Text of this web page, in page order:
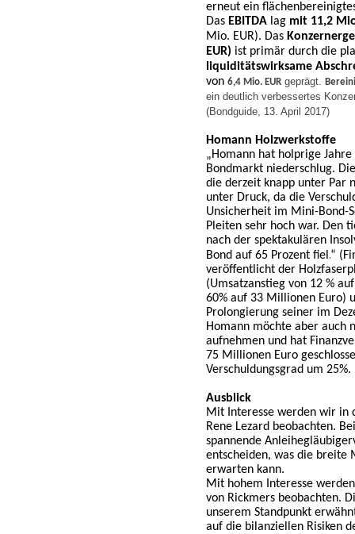
erneut ein
Das EBITDA lag mit 11,2
Mio. EUR). Das
EUR) ist primär durch die
liquiditätswirksame
von 6,4 Mio. EUR geprägt.
ein deutlich verbessertes
(Bondguide, 13. April 2017)
Homann Holzwerkstoffe
„Homann hat holprige
Bondmarkt niederschlug.
die derzeit knapp unter Par
unter Druck, da die
Unsicherheit im Mini-Bond-
Pleiten sehr hoch war. Den
nach der spektakulären
Bond auf 65 Prozent fiel.“
veröffentlicht der
(Umsatzanstieg von 12 %
60% auf 33 Millionen Euro)
Prolongierung seiner im
Homann möchte aber auch
aufnehmen und hat
75 Millionen Euro
Verschuldungsgrad um 25%.
Ausblick
Mit Interesse werden wir in
Rene Lezard beobachten.
spannende
entscheiden, was die breite
erwarten kann.
Mit hohem Interesse
von Rickmers beobachten.
unserem Standpunkt
auf die bilanziellen Risiken